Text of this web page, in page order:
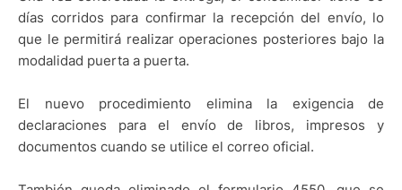
días corridos para confirmar la recepción del envío, lo
que le permitirá realizar operaciones posteriores bajo la
modalidad puerta a puerta.
El nuevo procedimiento elimina la exigencia de
declaraciones para el envío de libros, impresos y
documentos cuando se utilice el correo oficial.